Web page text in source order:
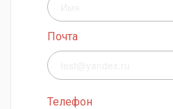
Почта
Телефон